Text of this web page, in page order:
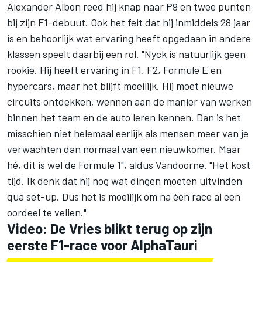
Alexander Albon reed hij knap naar P9 en twee punten
bij zijn F1-debuut. Ook het feit dat hij inmiddels 28 jaar
is en behoorlijk wat ervaring heeft opgedaan in andere
klassen speelt daarbij een rol. "Nyck is natuurlijk geen
rookie. Hij heeft ervaring in F1, F2, Formule E en
hypercars, maar het blijft moeilijk. Hij moet nieuwe
circuits ontdekken, wennen aan de manier van werken
binnen het team en de auto leren kennen. Dan is het
misschien niet helemaal eerlijk als mensen meer van je
verwachten dan normaal van een nieuwkomer. Maar
hé, dit is wel de Formule 1", aldus Vandoorne. "Het kost
tijd. Ik denk dat hij nog wat dingen moeten uitvinden
qua set-up. Dus het is moeilijk om na één race al een
oordeel te vellen."
Video: De Vries blikt terug op zijn
eerste F1-race voor AlphaTauri